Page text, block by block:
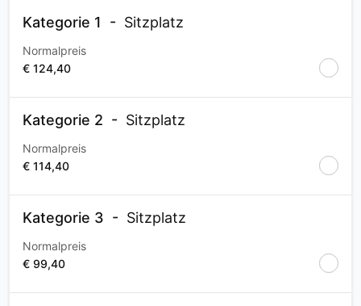
Kategorie 1 Sitzplatz
Normalpreis
€ 124,40
Kategorie 2 Sitzplatz
Normalpreis
€ 114,40
Kategorie 3 Sitzplatz
Normalpreis
€ 99,40